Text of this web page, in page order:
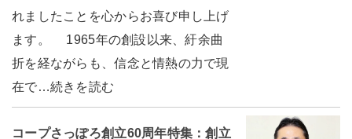
れましたことを心からお喜び申し上げ
ます。 1965年の創設以来、紆余曲
折を経ながらも、信念と情熱の力で現
在で…続きを読む
コープさっぽろ創立60周年特集：創立